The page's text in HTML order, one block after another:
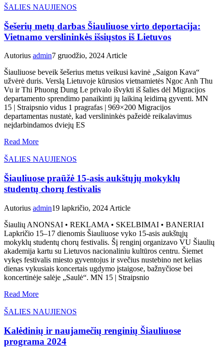
ŠALIES NAUJIENOS
Šešerių metų darbas Šiauliuose virto deportacija:
Vietnamo verslininkės išsiųstos iš Lietuvos
Autorius admin7 gruodžio, 2024Article
Šiauliuose beveik šešerius metus veikusi kavinė „Saigon Kava“
užvėrė duris. Verslą Lietuvoje kūrusios vietnamietės Ngoc Anh Thu
Vu ir Thi Phuong Dung Le privalo išvykti iš šalies dėl Migracijos
departamento sprendimo panaikinti jų laikiną leidimą gyventi. MN
15 | Straipsnio vidus 1 pragrafas | 969×200 Migracijos
departamentas nustatė, kad verslininkės pažeidė reikalavimus
neįdarbindamos dviejų ES
Read More
ŠALIES NAUJIENOS
Šiauliuose praūžė 15-asis aukštųjų mokyklų
studentų chorų festivalis
Autorius admin19 lapkričio, 2024 Article
Šiaulių ANONSAI • REKLAMA • SKELBIMAI • BANERIAI
Lapkričio 15–17 dienomis Šiauliuose vyko 15-asis aukštųjų
mokyklų studentų chorų festivalis. Šį renginį organizavo VU Šiaulių
akademija kartu su Lietuvos nacionaliniu kultūros centru. Šiemet
vykęs festivalis miesto gyventojus ir svečius nustebino net kelias
dienas vykusiais koncertais ugdymo įstaigose, bažnyčiose bei
koncertinėje salėje „Saulė“. MN 15 | Straipsnio
Read More
ŠALIES NAUJIENOS
Kalėdinių ir naujamečių renginių Šiauliuose
programa 2024